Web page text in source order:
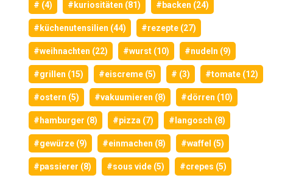
# (4) #kuriositäten (81) #backen (24)
#küchenutensilien (44) #rezepte (27)
#weihnachten (22) #wurst (10) #nudeln (9)
#grillen (15) #eiscreme (5) # (3) #tomate (12)
#ostern (5) #vakuumieren (8) #dörren (10)
#hamburger (8) #pizza (7) #langosch (8)
#gewürze (9) #einmachen (8) #waffel (5)
#passierer (8) #sous vide (5) #crepes (5)